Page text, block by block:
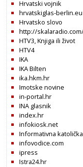
Hrvatski vojnik
hrvatskiglas-berlin.eu
Hrvatsko slovo
http://
HTV3, Knjiga ili život
HTV4
IKA
IKA Bilten
ika.hkm.hr
Imotske novine
in-portal.hr
INA glasnik
index.hr
infokiosk.net
Informativna
infovodice.com
ipress
Istra24.hr